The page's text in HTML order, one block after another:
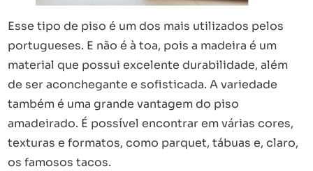
Esse tipo de piso é um dos mais utilizados pelos
portugueses. E não é à toa, pois a madeira é um
material que possui excelente durabilidade, além
de ser aconchegante e sofisticada. A variedade
também é uma grande vantagem do piso
amadeirado. É possível encontrar em várias cores,
texturas e formatos, como parquet, tábuas e, claro,
os famosos tacos.